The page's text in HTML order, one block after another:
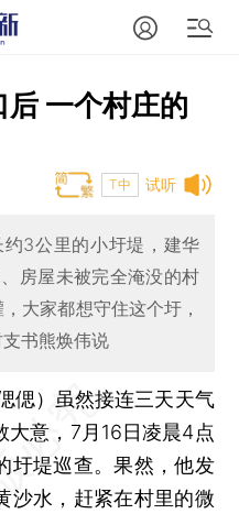
一个村庄的
试听
T中
3公里的小圩堤，建华
房屋未被完全淹没的村
大家都想守住这个圩，
书熊焕伟说
偲） 虽然接连三天天气
大意，7月16日凌晨4点
圩堤巡查。果然，他发
沙水，赶紧在村里的微